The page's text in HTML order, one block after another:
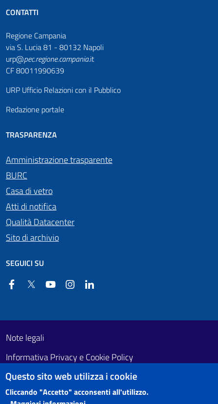
CONTATTI
Regione Campania
via S. Lucia 81 - 80132 Napoli
urp@pec.regione.campania.it
CF 80011990639
URP Ufficio Relazioni con il Pubblico
Redazione portale
TRASPARENZA
Amministrazione trasparente
BURC
Casa di vetro
Atti di notifica
Qualità Datacenter
Sito di archivio
SEGUICI SU
FacebookTwitter YouTube Instagram
Footer First
Useful links section
Note legali
Informativa Privacy e Cookie Policy
Obiettivi di accessibilità
Questo sito web utilizza i cookie
Cliccando "Accetto" acconsenti all'utilizzo.